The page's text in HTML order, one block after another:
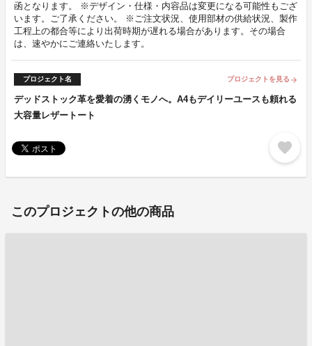
函となります。 ※デザイン・仕様・内容品は変更になる可能性もござ
います。ご了承ください。 ※ご注文状況、使用部材の供給状況、製作
工程上の都合等により出荷時期が遅れる場合があります。その場合
は、速やかにご連絡いたします。
プロジェクト名 プロジェクトを見る arrow_forward
デッドストック革を愛着の湧くモノへ。A4もデイリーユースも頼れる
大容量レザートート
favorite
このプロジェクトの他の商品